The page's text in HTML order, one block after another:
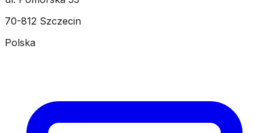
70-812 Szczecin
Polska